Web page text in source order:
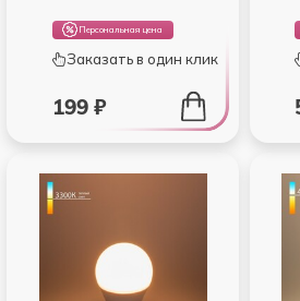
Персональная цена
Заказать в один клик
199 ₽